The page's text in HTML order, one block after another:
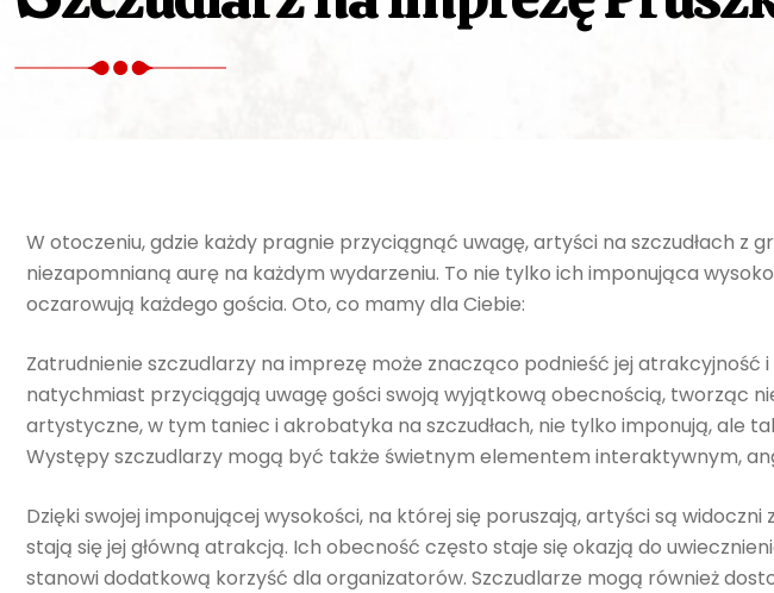
W otoczeniu, gdzie każdy pragnie przyciągnąć uwagę, artyści na szczudłach z
niezapomnianą aurę na każdym wydarzeniu. To nie tylko ich imponująca
oczarowują każdego gościa. Oto, co mamy dla Ciebie:
Zatrudnienie szczudlarzy na imprezę może znacząco podnieść jej atrakcyjność i
natychmiast przyciągają uwagę gości swoją wyjątkową obecnością, tworząc
artystyczne, w tym taniec i akrobatyka na szczudłach, nie tylko imponują, ale
Występy szczudlarzy mogą być także świetnym elementem interaktywnym,
Dzięki swojej imponującej wysokości, na której się poruszają, artyści są
stają się jej główną atrakcją. Ich obecność często staje się okazją do
stanowi dodatkową korzyść dla organizatorów. Szczudlarze mogą również